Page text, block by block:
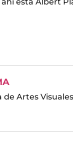
de Artes